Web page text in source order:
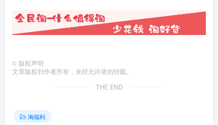
© 版权声明
文章版权归作者所有，未经允许请勿转载。
THE END
淘福利